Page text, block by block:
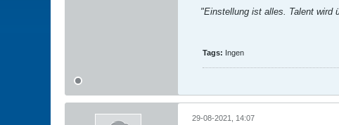
"Einstellung ist alles. Talent wird
Tags: Ingen
29-08-2021, 14:07